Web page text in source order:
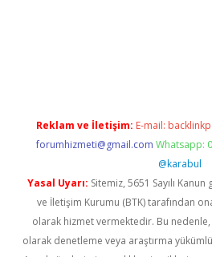
Reklam ve İletişim: E-mail:
forumhizmeti@gmail.com Whatsapp:
@karabul
Yasal Uyarı: Sitemiz, 5651 Sayılı
ve İletişim Kurumu (BTK) tarafından
olarak hizmet vermektedir. Bu
olarak denetleme veya araştırma